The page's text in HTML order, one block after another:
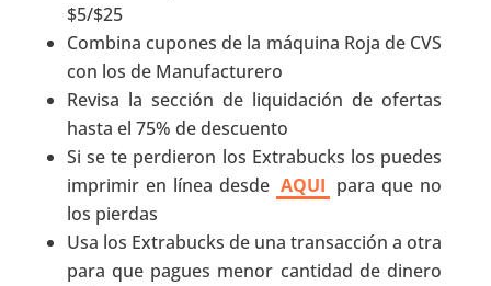
$5/$25
Combina cupones de la máquina Roja de CVS
con los de Manufacturero
Revisa la sección de liquidación de ofertas
hasta el 75% de descuento
Si se te perdieron los Extrabucks los puedes
imprimir en línea desde AQUI para que no
los pierdas
Usa los Extrabucks de una transacción a otra
para que pagues menor cantidad de dinero